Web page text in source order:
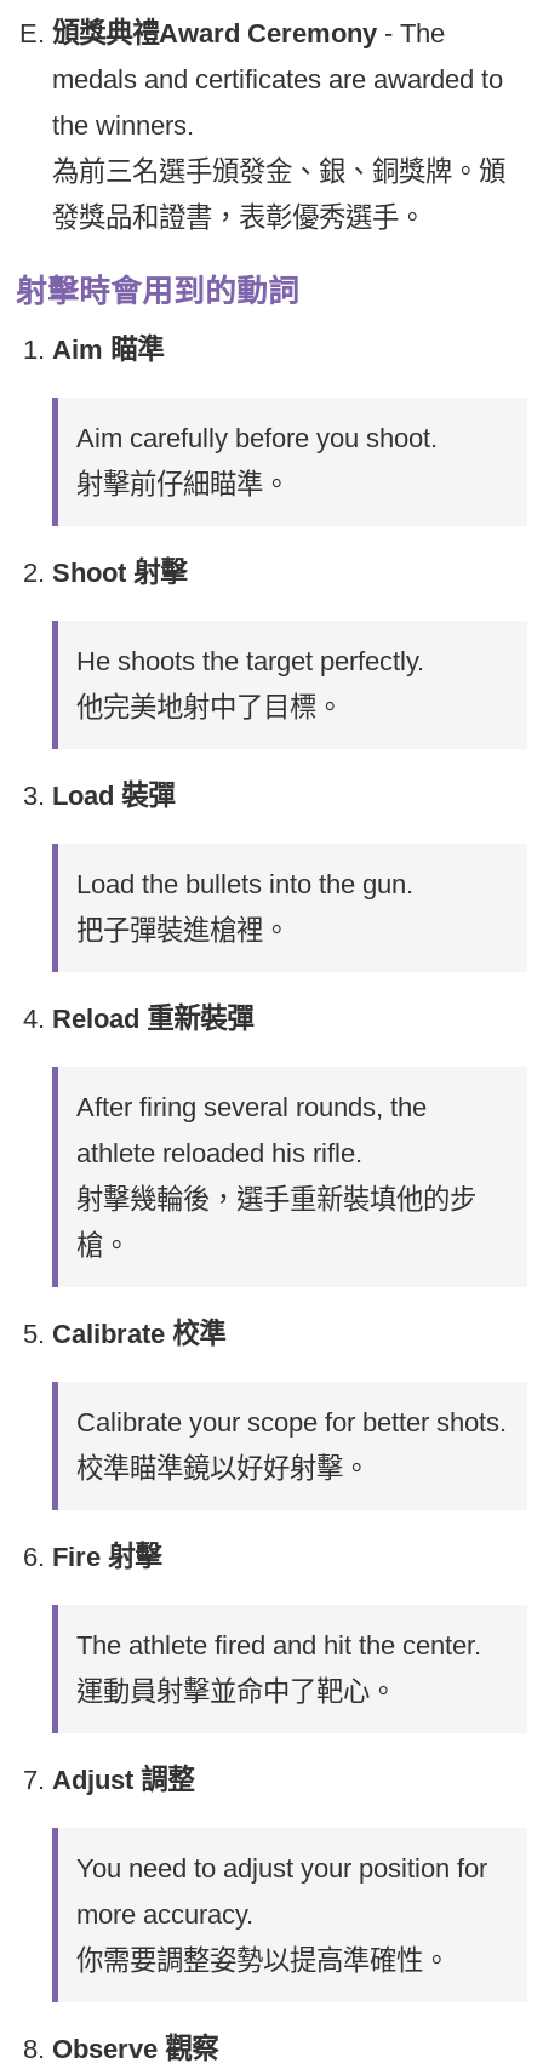
頒獎典禮Award Ceremony - The
medals and certificates are awarded to
the winners.
為前三名選手頒發金、銀、銅獎牌。頒
發獎品和證書，表彰優秀選手。
射擊時會用到的動詞
Aim 瞄準
Aim carefully before you shoot.
射擊前仔細瞄準。
Shoot 射擊
He shoots the target perfectly.
他完美地射中了目標。
Load 裝彈
Load the bullets into the gun.
把子彈裝進槍裡。
Reload 重新裝彈
After firing several rounds, the
athlete reloaded his rifle.
射擊幾輪後，選手重新裝填他的步
槍。
Calibrate 校準
Calibrate your scope for better shots.
校準瞄準鏡以好好射擊。
Fire 射擊
The athlete fired and hit the center.
運動員射擊並命中了靶心。
Adjust 調整
You need to adjust your position for
more accuracy.
你需要調整姿勢以提高準確性。
Observe 觀察